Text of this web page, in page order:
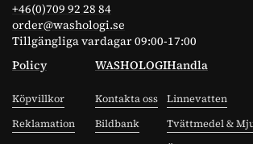
+46(0)709 92 28 84
order@washologi.se
Tillgängliga vardagar 09:00-17:00
Policy
Köpvillkor
Reklamation
WASHOLOGI
Kontakta oss
Bildbank
Handla
Linnevatten
Tvättmedel &